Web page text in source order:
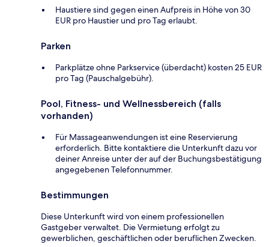
Haustiere sind gegen einen Aufpreis in Höhe von 30
EUR pro Haustier und pro Tag erlaubt.
Parken
Parkplätze ohne Parkservice (überdacht) kosten 25 EUR
pro Tag (Pauschalgebühr).
Pool, Fitness- und Wellnessbereich (falls
vorhanden)
Für Massageanwendungen ist eine Reservierung
erforderlich. Bitte kontaktiere die Unterkunft dazu vor
deiner Anreise unter der auf der Buchungsbestätigung
angegebenen Telefonnummer.
Bestimmungen
Diese Unterkunft wird von einem professionellen
Gastgeber verwaltet. Die Vermietung erfolgt zu
gewerblichen, geschäftlichen oder beruflichen Zwecken.